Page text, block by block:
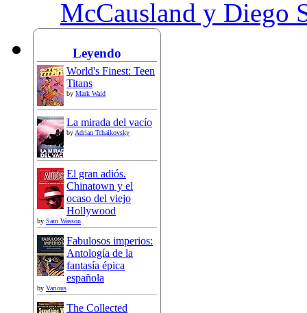
McCausland y Diego
Leyendo
World's Finest: Teen
Titans
by Mark Waid
La mirada del vacío
byAdrian Tchaikovsky
El gran adiós.
Chinatown y el
ocaso del viejo
Hollywood
by Sam Wasson
Fabulosos imperios:
Antología de la
fantasía épica
española
by Various
The Collected